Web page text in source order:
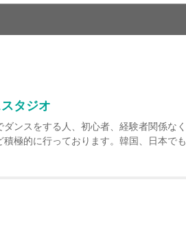
タジオ
ンスをする人、初心者、経験者関係なく
極的に行っております。韓国、日本でも